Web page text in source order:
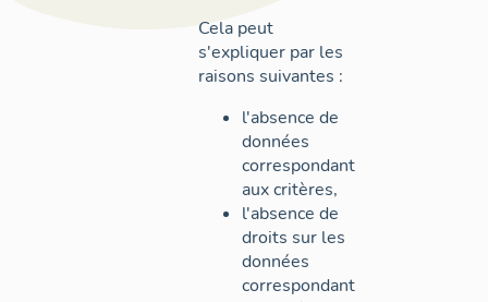
Cela peut
s'expliquer par les
raisons suivantes :
l'absence de
données
correspondant
aux critères,
l'absence de
droits sur les
données
correspondant